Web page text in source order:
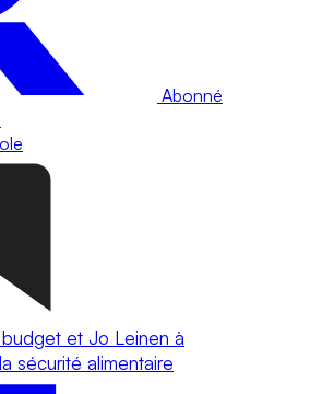
Abonné
et Jo Leinen à
sécurité alimentaire